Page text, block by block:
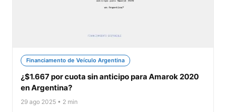
Financiamento de Veículo Argentina
¿$1.667 por cuota sin anticipo para Amarok 2020
en Argentina?
29 ago 2025 • 2 min